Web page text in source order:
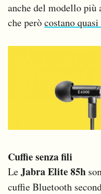
anche del modello più
che peròcostano
Cuffie senza fili
LeJabra Elite 85h
cuffie Bluetooth